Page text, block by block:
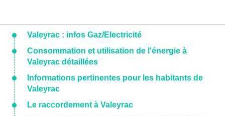
Valeyrac : infos Gaz/Electricité
Consommation et utilisation de l'énergie à
Valeyrac détaillées
Informations pertinentes pour les habitants de
Valeyrac
Le raccordement à Valeyrac